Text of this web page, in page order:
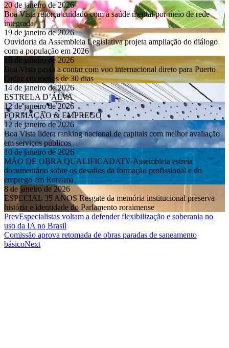
20 de janeiro de 2026
Boa Vista reforça cuidado com a saúde mental por meio de rede
integrada
19 de janeiro de 2026
Ouvidoria da Assembleia Legislativa projeta ampliação do diálogo
com a população em 2026
16 de janeiro de 2026
Boa Vista passa a contar com voo internacional direto para Puerto
Ordaz em menos de 30 dias
14 de janeiro de 2026
ESTRELA D’ÁLVA
12 de janeiro de 2026
FORMAÇÃO & EMPREGO
12 de janeiro de 2026
Boa Vista lidera ranking nacional de capitais com melhor avaliação
em serviços públicos
10 de janeiro de 2026
MÃO DE OBRA QUALIFICADATV Assembleia estreia
documentário sobre os desafios da formação profissional e do
emprego em Roraima
8 de janeiro de 2026
ESPECIAL 35 ANOS Resgate da memória institucional preserva
história e identidade do Parlamento roraimense
PrevEspecialistas voltam a defender flexibilização e soberania no
uso da IA no Brasil
Comissão aprova retomada de obras paradas de saneamento
básicoNext